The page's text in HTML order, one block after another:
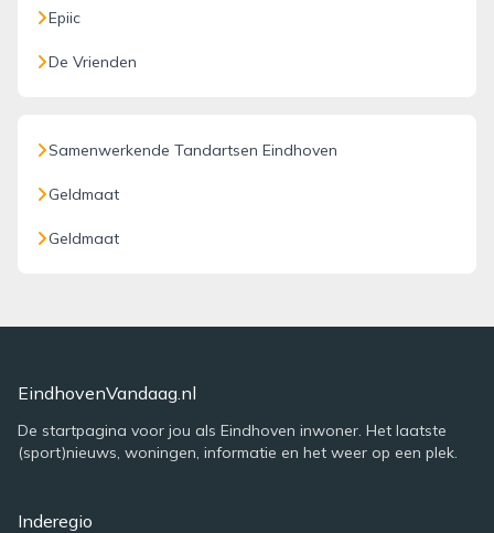
Epiic
De Vrienden
Samenwerkende Tandartsen Eindhoven
Geldmaat
Geldmaat
EindhovenVandaag.nl
De startpagina voor jou als Eindhoven inwoner. Het laatste
(sport)nieuws, woningen, informatie en het weer op een plek.
Inderegio